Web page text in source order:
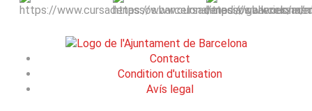
Contact
Condition d'utilisation
Avís legal